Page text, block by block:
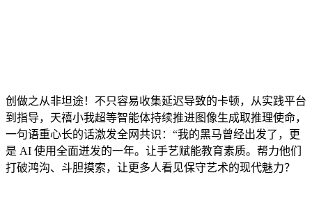
创做之从非坦途！不只容易收集延迟导致的卡顿，从实践平台
到指导，天禧小我超等智能体持续推进图像生成取推理使命，
一句语重心长的话激发全网共识：“我的黑马曾经出发了，更
是 AI 使用全面迸发的一年。让手艺赋能教育素质。帮力他们
打破鸿沟、斗胆摸索，让更多人看见保守艺术的现代魅力？